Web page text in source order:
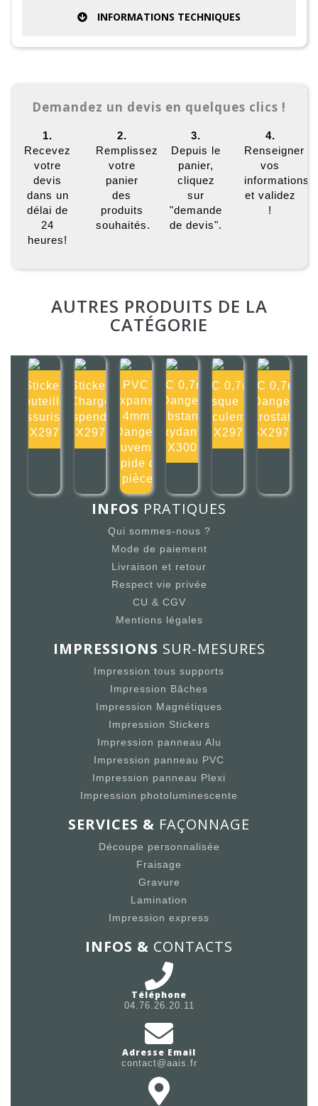
INFORMATIONS TECHNIQUES
Demandez un devis en quelques clics !
1.
Recevez
votre
devis
dans un
délai de
24
heures!
2.
Remplissez
votre
panier
des
produits
souhaités.
3.
Depuis le
panier,
cliquez
sur
"demande
de devis".
4.
Renseigner
vos
informations
et validez
!
AUTRES PRODUITS DE LA
CATÉGORIE
Sticker
Bouteilles
pressurisées
105X297mm
Sticker
Charge
suspendue
105X297mm
PVC
Expansé
4mm
Danger
mouvement
rapide de
le pièce d
PVC 0,7mm
Danger
Substance
oxydante
300X300mm
PVC 0,7mm
Risque de
basculement
105X297mm
PVC 0,7mm
Danger
électrostatique
105X297mm
INFOS PRATIQUES
Qui sommes-nous ?
Mode de paiement
Livraison et retour
Respect vie privée
CU & CGV
Mentions légales
IMPRESSIONS SUR-MESURES
Impression tous supports
Impression Bâches
Impression Magnétiques
Impression Stickers
Impression panneau Alu
Impression panneau PVC
Impression panneau Plexi
Impression photoluminescente
SERVICES & FAÇONNAGE
Découpe personnalisée
Fraisage
Gravure
Lamination
Impression express
INFOS & CONTACTS
Téléphone
04.76.26.20.11
Adresse Email
contact@aais.fr